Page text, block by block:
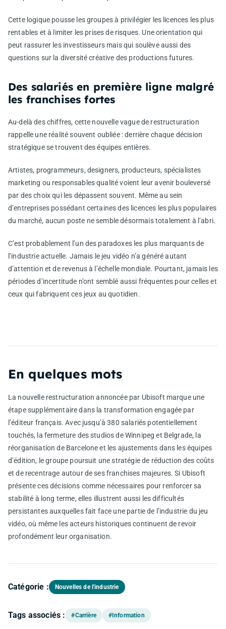
Cette logique pousse les groupes à privilégier les licences les plus
rentables et à limiter les prises de risques. Une orientation qui
peut rassurer les investisseurs mais qui soulève aussi des
questions sur la diversité créative des productions futures.
Des salariés en première ligne malgré
les franchises fortes
Au-delà des chiffres, cette nouvelle vague de restructuration
rappelle une réalité souvent oubliée : derrière chaque décision
stratégique se trouvent des équipes entières.
Artistes, programmeurs, designers, producteurs, spécialistes
marketing ou responsables qualité voient leur avenir bouleversé
par des choix qui les dépassent souvent. Même au sein
d’entreprises possédant certaines des licences les plus populaires
du marché, aucun poste ne semble désormais totalement à l’abri.
C’est probablement l’un des paradoxes les plus marquants de
l’industrie actuelle. Jamais le jeu vidéo n’a généré autant
d’attention et de revenus à l’échelle mondiale. Pourtant, jamais les
périodes d’incertitude n’ont semblé aussi fréquentes pour celles et
ceux qui fabriquent ces jeux au quotidien.
En quelques mots
La nouvelle restructuration annoncée par Ubisoft marque une
étape supplémentaire dans la transformation engagée par
l’éditeur français. Avec jusqu’à 380 salariés potentiellement
touchés, la fermeture des studios de Winnipeg et Belgrade, la
réorganisation de Barcelone et les ajustements dans les équipes
d’édition, le groupe poursuit une stratégie de réduction des coûts
et de recentrage autour de ses franchises majeures. Si Ubisoft
présente ces décisions comme nécessaires pour renforcer sa
stabilité à long terme, elles illustrent aussi les difficultés
persistantes auxquelles fait face une partie de l’industrie du jeu
vidéo, où même les acteurs historiques continuent de revoir
profondément leur organisation.
Catégorie : Nouvelles de l'industrie
Tags associés : #Carrière #Information